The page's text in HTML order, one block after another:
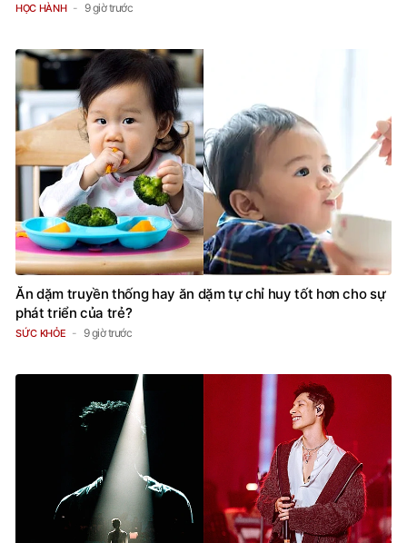
HỌC HÀNH 9 giờ trước
Ăn dặm truyền thống hay ăn dặm tự chỉ huy tốt hơn cho sự
phát triển của trẻ?
SỨC KHỎE 9 giờ trước